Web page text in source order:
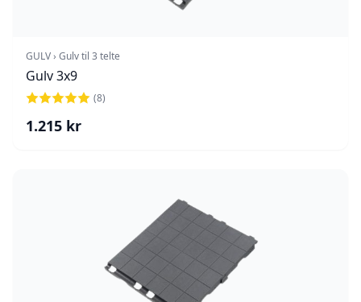
GULV › Gulv til 3 telte
Gulv 3x9
(8)
1.215 kr